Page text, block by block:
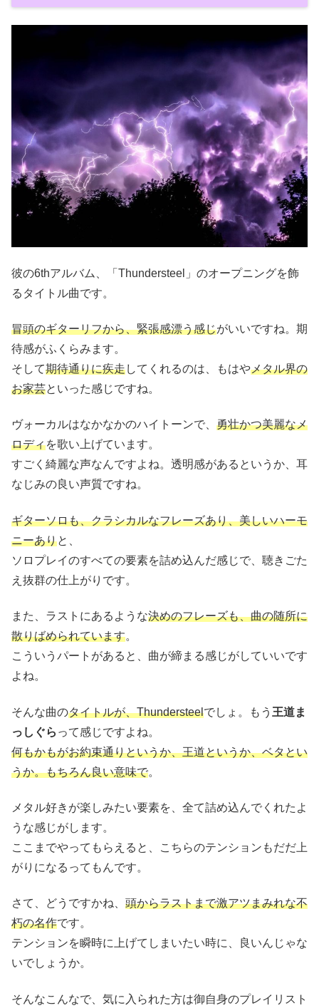
彼の6thアルバム、「Thundersteel」のオープニングを飾
るタイトル曲です。
冒頭のギターリフから、緊張感漂う感じがいいですね。期
待感がふくらみます。
そして期待通りに疾走してくれるのは、もはやメタル界の
お家芸といった感じですね。
ヴォーカルはなかなかのハイトーンで、 勇壮かつ美麗なメ
ロディを歌い上げています。
すごく綺麗な声なんですよね。透明感があるというか、耳
なじみの良い声質ですね。
ギターソロも、クラシカルなフレーズあり、美しいハーモ
ニーありと、
ソロプレイのすべての要素を詰め込んだ感じで、聴きごた
え抜群の仕上がりです。
また、ラストにあるような決めのフレーズも、曲の随所に
散りばめられています。
こういうパートがあると、曲が締まる感じがしていいです
よね。
そんな曲のタイトルが、Thundersteelでしょ。もう 王道ま
っしぐら って感じですよね。
何もかもがお約束通りというか、王道というか、ベタとい
うか。もちろん良い意味で。
メタル好きが楽しみたい要素を、全て詰め込んでくれたよ
うな感じがします。
ここまでやってもらえると、こちらのテンションもだだ上
がりになるってもんです。
さて、どうですかね、 頭からラストまで激アツまみれな不
朽の名作です。
テンションを瞬時に上げてしまいたい時に、良いんじゃな
いでしょうか。
そんなこんなで、気に入られた方は御自身のプレイリスト